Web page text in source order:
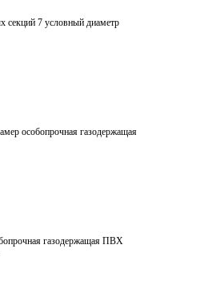
секций 7 условный диаметр
особопрочная газодержащая
газодержащая ПВХ